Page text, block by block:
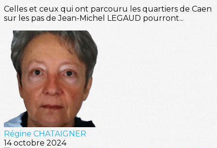
Celles et ceux qui ont parcouru les quartiers de Caen
sur les pas de Jean-Michel LEGAUD pourront...
Régine CHATAIGNER
14 octobre 2024